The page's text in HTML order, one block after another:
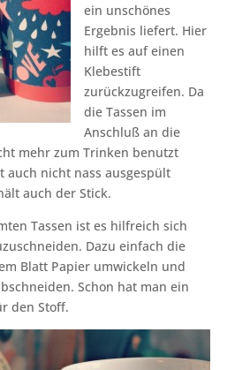
ein unschönes
Ergebnis liefert. Hier
hilft es auf einen
Klebestift
zurückzugreifen. Da
die Tassen im
Anschluß an die
mehr zum Trinken benutzt
auch nicht nass ausgespült
auch der Stick.
Tassen ist es hilfreich sich
Dazu einfach die
Blatt Papier umwickeln und
Schon hat man ein
den Stoff.